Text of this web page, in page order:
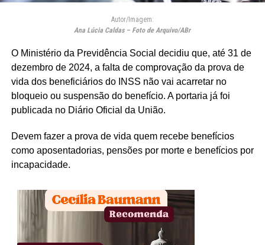
Autor/Imagem:
Ana Lúcia Caldas – Foto de Arquivo/ABr
O Ministério da Previdência Social decidiu que, até 31 de
dezembro de 2024, a falta de comprovação da prova de
vida dos beneficiários do INSS não vai acarretar no
bloqueio ou suspensão do benefício. A portaria já foi
publicada no Diário Oficial da União.
Devem fazer a prova de vida quem recebe benefícios
como aposentadorias, pensões por morte e benefícios por
incapacidade.